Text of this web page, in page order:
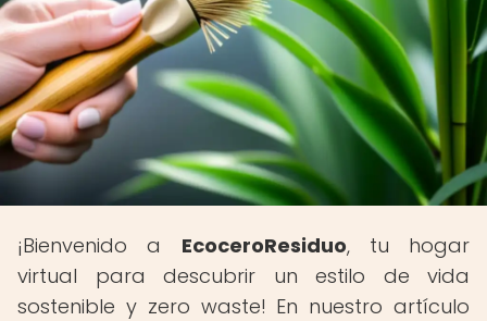
¡Bienvenido a EcoceroResiduo, tu hogar
virtual para descubrir un estilo de vida
sostenible y zero waste! En nuestro artículo